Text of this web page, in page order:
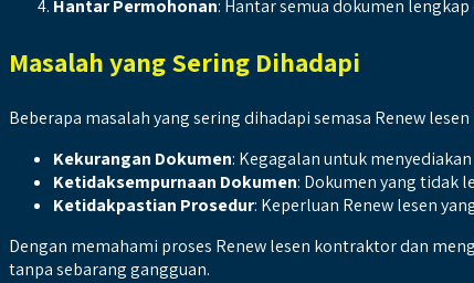
Hantar Permohonan: Hantar semua dokumen
Masalah yang Sering Dihadapi
Beberapa masalah yang sering dihadapi semasa Renew
Kekurangan Dokumen: Kegagalan untuk
Ketidaksempurnaan Dokumen: Dokumen yang tidak
Ketidakpastian Prosedur: Keperluan Renew lesen
Dengan memahami proses Renew lesen kontraktor dan
tanpa sebarang gangguan.